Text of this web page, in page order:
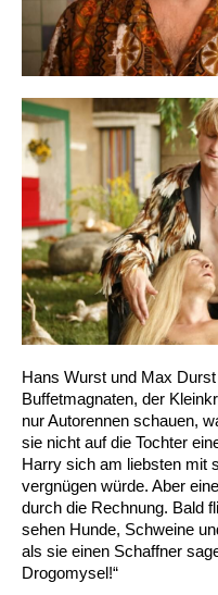
Hans Wurst und Max
Buffetmagnaten, der
nur Autorennen schauen,
sie nicht auf die Tochter
Harry sich am liebsten mit
vergnügen würde. Aber
durch die Rechnung. Bald
sehen Hunde, Schweine
als sie einen Schaffner
Drogomysel!“